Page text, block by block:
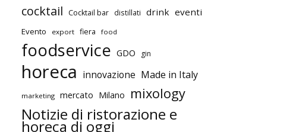
cocktail Cocktail bar distillati drink eventi
Evento export fiera food
foodservice GDO gin
horeca innovazione Made in Italy
marketing mercato Milano mixology
Notizie di ristorazione e
horeca di oggi